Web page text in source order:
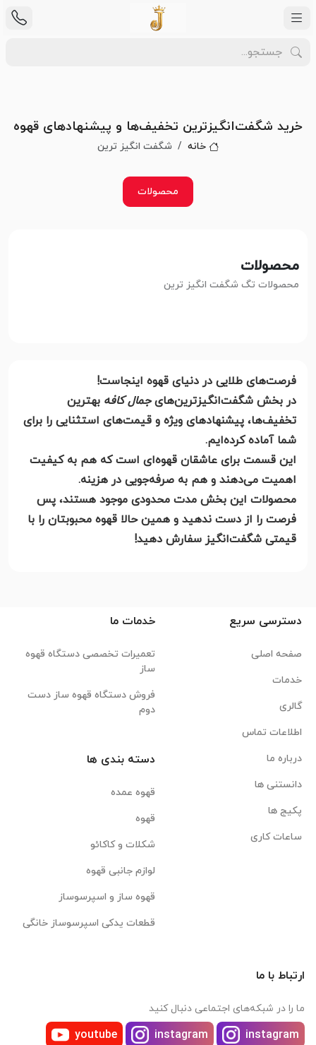
خرید شگفت‌انگیزترین تخفیف‌ها و پیشنهادهای قهوه
خانه شگفت انگیز ترین
محصولات
محصولات
محصولات تگ شگفت انگیز ترین
فرصت‌های طلایی در دنیای قهوه اینجاست!
در بخش شگفت‌انگیزترین‌هایجمال کافه بهترین
تخفیف‌ها، پیشنهادهای ویژه و قیمت‌های استثنایی را برای
شما آماده کرده‌ایم.
این قسمت برای عاشقان قهوه‌ای است که هم به کیفیت
اهمیت می‌دهند و هم به صرفه‌جویی در هزینه.
محصولات این بخش مدت محدودی موجود هستند، پس
فرصت را از دست ندهید و همین حالا قهوه محبوبتان را با
قیمتی شگفت‌انگیز سفارش دهید!
دسترسی سریع
صفحه اصلی
خدمات
گالری
اطلاعات تماس
درباره ما
دانستنی ها
پکیج ها
ساعات کاری
خدمات ما
تعمیرات تخصصی دستگاه قهوه
ساز
فروش دستگاه قهوه ساز دست
دوم
دسته بندی ها
قهوه عمده
قهوه
شکلات و کاکائو
لوازم جانبی قهوه
قهوه ساز و اسپرسوساز
قطعات یدکی اسپرسوساز خانگی
ارتباط با ما
ما را در شبکه‌های اجتماعی دنبال کنید
instagram
instagram
youtube